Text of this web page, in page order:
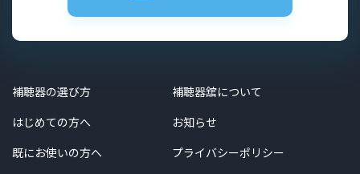
補聴器の選び方
はじめての方へ
既にお使いの方へ
補聴器舘について
お知らせ
プライバシーポリシー